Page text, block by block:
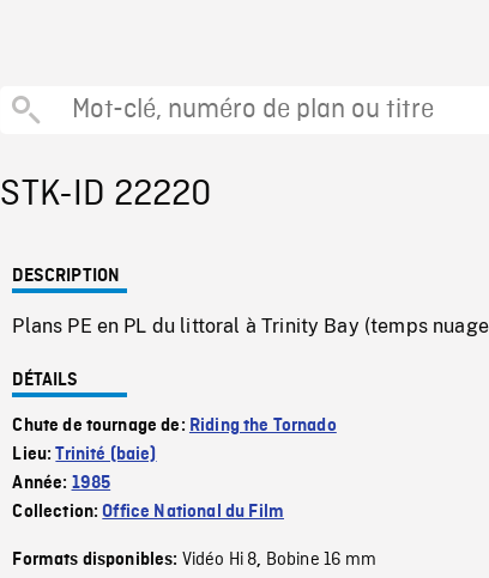
STK-ID 22220
DESCRIPTION
Plans PE en PL du littoral à Trinity Bay (temps
DÉTAILS
Chute de tournage de: Riding the Tornado
Lieu:Trinité (baie)
Année: 1985
Collection:Office National du Film
Formats disponibles: Vidéo Hi 8, Bobine 16 mm